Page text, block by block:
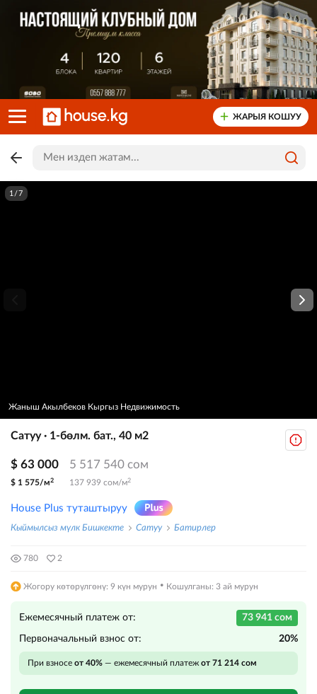
ЖАРЫЯ КОШУУ
1/7
Жаныш Акылбеков Кыргыз Недвижимость
Сатуу · 1-бөлм. бат., 40 м2
$ 63 000 5 517 540 сом
$ 1 575/м2 137 939 сом/м2
House Plus туташтыруу
Кыймылсыз мүлк Бишкекте Сатуу Батирлер
780 2
Жогору көтөрүлгөнү: 9 күн мурун · Кошулганы: 3 ай мурун
Ежемесячный платеж от: 73 941 сом
Первоначальный взнос от: 20%
При взносе от 40% — ежемесячный платеж от 71 214 сом